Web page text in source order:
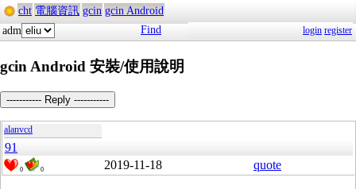
cht 電腦資訊 gcin gcin Android
adm
Find login register
gcin Android 安裝/使用說明
----------- Reply -----------
alanvcd
91
0 0 2019-11-18 quote